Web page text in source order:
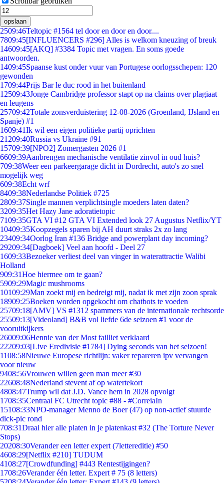
opslaan
2509:46Teltopic #1564 tel door en door en door....
7809:45[INFLUENCERS #296] Alles is welkom kneuzing of breuk
14609:45[AKQ] #3384 Topic met vragen. En soms goede
antwoorden.
1409:45Spaanse kust onder vuur van Portugese oorlogsschepen: 120
gewonden
1709:44Prijs Bar le duc rood in het buitenland
12509:43Jonge Cambridge professor stapt op na claims over plagiaat
en leugens
25709:42Totale zonsverduistering 12-08-2026 (Groenland, IJsland en
Spanje) #1
1609:41Ik wil een eigen politieke partij oprichten
21209:40Russia vs Ukraine #91
15709:39[NPO2] Zomergasten 2026 #1
6609:39Aanbrengen mechanische ventilatie zinvol in oud huis?
709:38Weer een parkeergarage dicht in Dordrecht, auto's zo snel
mogelijk weg
609:38Echt wrf
8409:38Nederlandse Politiek #725
2809:37Single mannen verplichtsingle moeders laten daten?
3209:35Het Hazy Jane adoratietopic
7109:35GTA VI #12 GTA VI Extended look 27 Augustus Netflix/YT
10409:35Koopzegels sparen bij AH duurt straks 2x zo lang
23409:34Oorlog Iran #136 Bridge and powerplant day incoming?
29209:34[Dagboek] Veel aan hoofd - Deel 27
1609:33Bezoeker verliest deel van vinger in waterattractie Walibi
Holland
909:31Hoe hiermee om te gaan?
5909:29Magic mushrooms
10109:29Man zoekt mij en bedreigt mij, nadat ik met zijn zoon sprak
18909:25Boeken worden opgekocht om chatbots te voeden
25709:18[AMV] VS #1312 spammers van de internationale rechtsorde
25509:13[Videoland] B&B vol liefde 6de seizoen #1 voor de
vooruitkijkers
26009:06Hennie van der Most failliet verklaard
22209:03[Live Eredivisie #1784] Dying seconds van het seizoen!
1108:58Nieuwe Europese richtlijn: vaker repareren ipv vervangen
voor nieuw
9408:56Vrouwen willen geen man meer #30
22608:48Nederland stevent af op watertekort
4808:47Trump wil dat J.D. Vance hem in 2028 opvolgt
1708:35Centraal FC Utrecht topic #88 - #CorreiaIn
15108:33NPO-manager Menno de Boer (47) op non-actief stuurde
dick-pic rond
708:31Draai hier alle platen in je platenkast #32 (The Torture Never
Stops)
20208:30Verander een letter expert (7lettereditie) #50
4608:29[Netflix #210] TUDUM
4108:27[Crowdfunding] #443 Rentestijgingen?
1708:26Verander één letter. Expert # 75 (8 letters)